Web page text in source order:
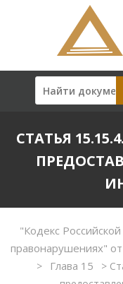
СТАТЬЯ
"Кодекс
правонарушениях"
> Глава 15 >